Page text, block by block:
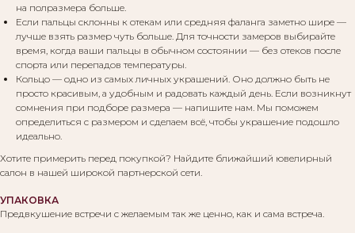
на полразмера больше.
Если пальцы склонны к отекам или средняя фаланга заметно шире —
лучше взять размер чуть больше. Для точности замеров выбирайте
время, когда ваши пальцы в обычном состоянии — без отеков после
спорта или перепадов температуры.
Кольцо — одно из самых личных украшений. Оно должно быть не
просто красивым, а удобным и радовать каждый день. Если возникнут
сомнения при подборе размера — напишите нам. Мы поможем
определиться с размером и сделаем всё, чтобы украшение подошло
идеально.
Хотите примерить перед покупкой? Найдите ближайший ювелирный
салон в нашей широкой партнерской сети.
УПАКОВКА
Предвкушение встречи с желаемым так же ценно, как и сама встреча.
Вам могут понравиться: